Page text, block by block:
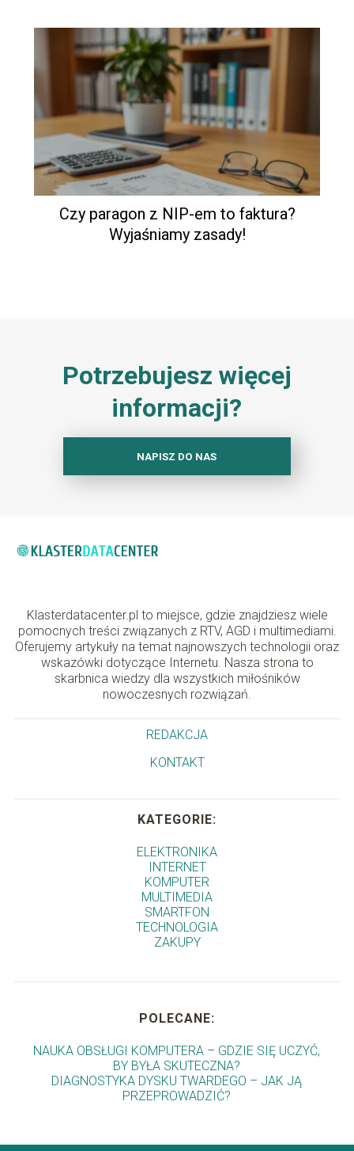
Czy paragon z NIP-em to faktura?
Wyjaśniamy zasady!
Potrzebujesz więcej
informacji?
NAPISZ DO NAS
Klasterdatacenter.pl to miejsce, gdzie znajdziesz wiele
pomocnych treści związanych z RTV, AGD i multimediami.
Oferujemy artykuły na temat najnowszych technologii oraz
wskazówki dotyczące Internetu. Nasza strona to
skarbnica wiedzy dla wszystkich miłośników
nowoczesnych rozwiązań.
REDAKCJA
KONTAKT
KATEGORIE:
ELEKTRONIKA
INTERNET
KOMPUTER
MULTIMEDIA
SMARTFON
TECHNOLOGIA
ZAKUPY
POLECANE:
NAUKA OBSŁUGI KOMPUTERA – GDZIE SIĘ UCZYĆ,
BY BYŁA SKUTECZNA?
DIAGNOSTYKA DYSKU TWARDEGO – JAK JĄ
PRZEPROWADZIĆ?